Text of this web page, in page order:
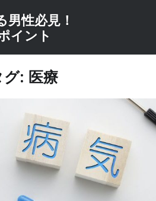
性必見！
イント
グ: 医療